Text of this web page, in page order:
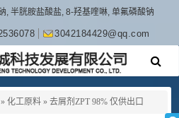
, 半胱胺盐酸盐, 8-羟基喹啉, 单氟磷酸钠
3042184429@qq.com
» 化工原料 » 去屑剂ZPT 98% 仅供出口